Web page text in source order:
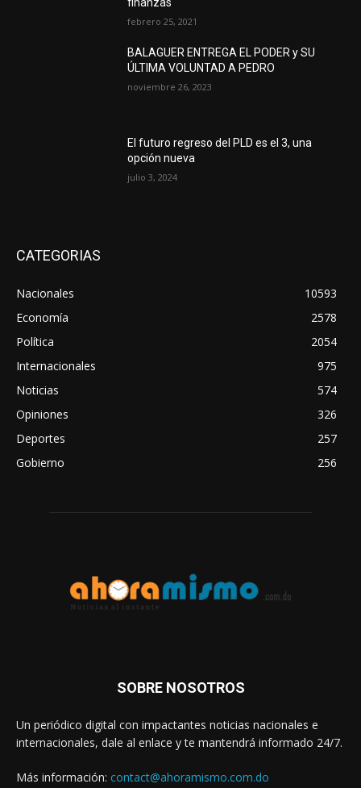
febrero 25, 2021
BALAGUER ENTREGA EL PODER y SU
ÚLTIMA VOLUNTAD A PEDRO
noviembre 26, 2023
El futuro regreso del PLD es el 3, una
opción nueva
julio 3, 2024
CATEGORIAS
Nacionales
10593
Economía
2578
Política
2054
Internacionales
975
Noticias
574
Opiniones
326
Deportes
257
Gobierno
256
SOBRE NOSOTROS
Un periódico digital con impactantes noticias nacionales e
internacionales, dale al enlace y te mantendrá informado 24/7.
Más información: contact@ahoramismo.com.do